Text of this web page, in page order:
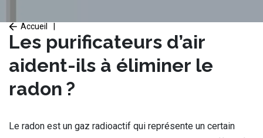
Accueil
Les purificateurs d’air
aident-ils à éliminer le
radon ?
Le radon est un gaz radioactif qui représente un certain